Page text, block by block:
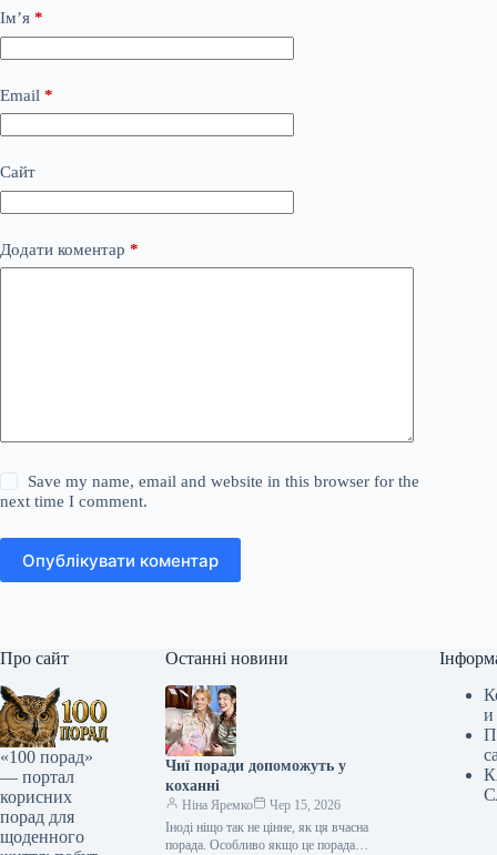
Ім’я *
Email *
Сайт
Додати коментар *
Save my name, email and website in this browser for the
next time I comment.
Опублікувати коментар
Про сайт
«100 порад»
— портал
корисних
порад для
щоденного
Останні новини
Чиї поради допоможуть у
коханні
Ніна Яремко
Чер 15, 2026
Іноді ніщо так не цінне, як ця вчасна
порада. Особливо якщо це порада
и